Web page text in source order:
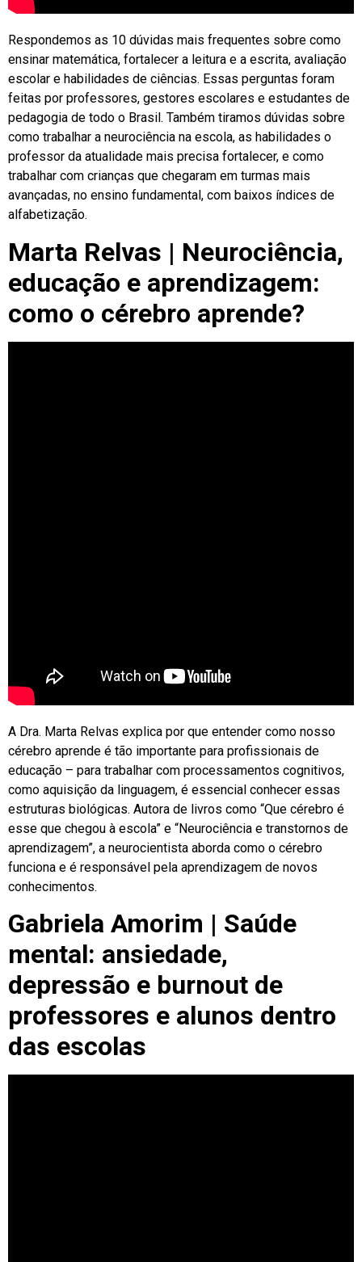
Respondemos as 10 dúvidas mais frequentes sobre como
ensinar matemática, fortalecer a leitura e a escrita, avaliação
escolar e habilidades de ciências. Essas perguntas foram
feitas por professores, gestores escolares e estudantes de
pedagogia de todo o Brasil. Também tiramos dúvidas sobre
como trabalhar a neurociência na escola, as habilidades o
professor da atualidade mais precisa fortalecer, e como
trabalhar com crianças que chegaram em turmas mais
avançadas, no ensino fundamental, com baixos índices de
alfabetização.
Marta Relvas | Neurociência,
educação e aprendizagem:
como o cérebro aprende?
A Dra. Marta Relvas explica por que entender como nosso
cérebro aprende é tão importante para profissionais de
educação – para trabalhar com processamentos cognitivos,
como aquisição da linguagem, é essencial conhecer essas
estruturas biológicas. Autora de livros como “Que cérebro é
esse que chegou à escola” e “Neurociência e transtornos de
aprendizagem”, a neurocientista aborda como o cérebro
funciona e é responsável pela aprendizagem de novos
conhecimentos.
Gabriela Amorim | Saúde
mental: ansiedade,
depressão e burnout de
professores e alunos dentro
das escolas